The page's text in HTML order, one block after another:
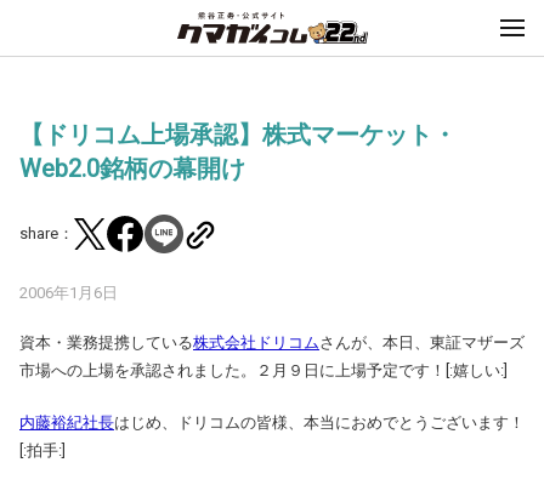
【ドリコム上場承認】株式マーケット・
Web2.0銘柄の幕開け
share：
2006年1月6日
資本・業務提携している株式会社ドリコムさんが、本日、東証マザーズ
市場への上場を承認されました。２月９日に上場予定です！[:嬉しい:]
内藤裕紀社長はじめ、ドリコムの皆様、本当におめでとうございます！
[:拍手:]